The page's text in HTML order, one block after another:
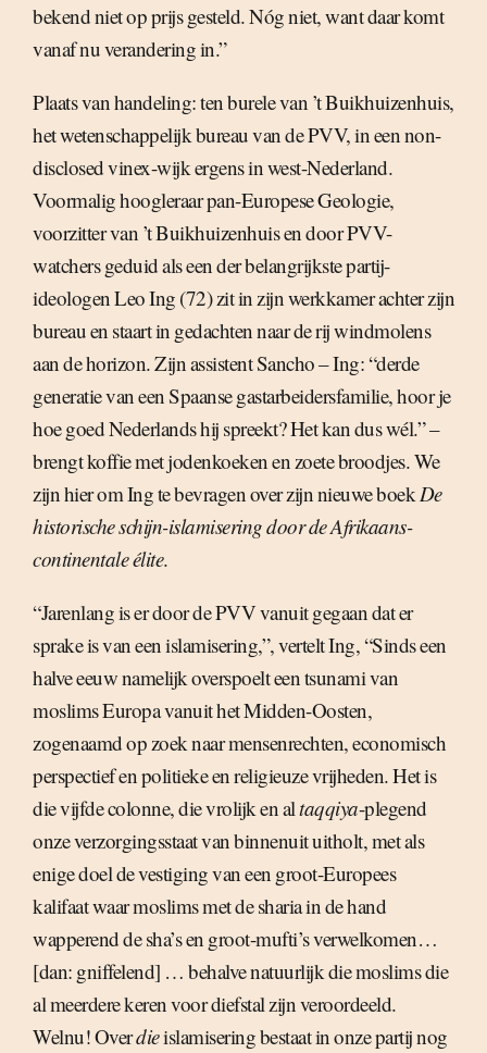
bekend niet op prijs gesteld. Nóg niet, want daar komt
vanaf nu verandering in.”
Plaats van handeling: ten burele van ’t Buikhuizenhuis,
het wetenschappelijk bureau van de PVV, in een non-
disclosed vinex-wijk ergens in west-Nederland.
Voormalig hoogleraar pan-Europese Geologie,
voorzitter van ’t Buikhuizenhuis en door PVV-
watchers geduid als een der belangrijkste partij-
ideologen Leo Ing (72) zit in zijn werkkamer achter zijn
bureau en staart in gedachten naar de rij windmolens
aan de horizon. Zijn assistent Sancho – Ing: “derde
generatie van een Spaanse gastarbeidersfamilie, hoor je
hoe goed Nederlands hij spreekt? Het kan dus wél.” –
brengt koffie met jodenkoeken en zoete broodjes. We
zijn hier om Ing te bevragen over zijn nieuwe boek De
historische schijn-islamisering door de Afrikaans-
continentale élite.
“Jarenlang is er door de PVV vanuit gegaan dat er
sprake is van een islamisering,”, vertelt Ing, “Sinds een
halve eeuw namelijk overspoelt een tsunami van
moslims Europa vanuit het Midden-Oosten,
zogenaamd op zoek naar mensenrechten, economisch
perspectief en politieke en religieuze vrijheden. Het is
die vijfde colonne, die vrolijk en altaqqiya-plegend
onze verzorgingsstaat van binnenuit uitholt, met als
enige doel de vestiging van een groot-Europees
kalifaat waar moslims met de sharia in de hand
wapperend de sha’s en groot-mufti’s verwelkomen…
[dan: gniffelend] … behalve natuurlijk die moslims die
al meerdere keren voor diefstal zijn veroordeeld.
Welnu! Overdieislamiseringbestaat in onze partij nog